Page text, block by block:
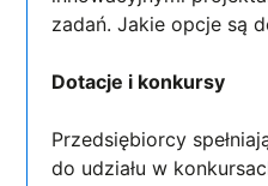
zadań. Jakie opcje są
Dotacje i konkursy
Przedsiębiorcy
do udziału w